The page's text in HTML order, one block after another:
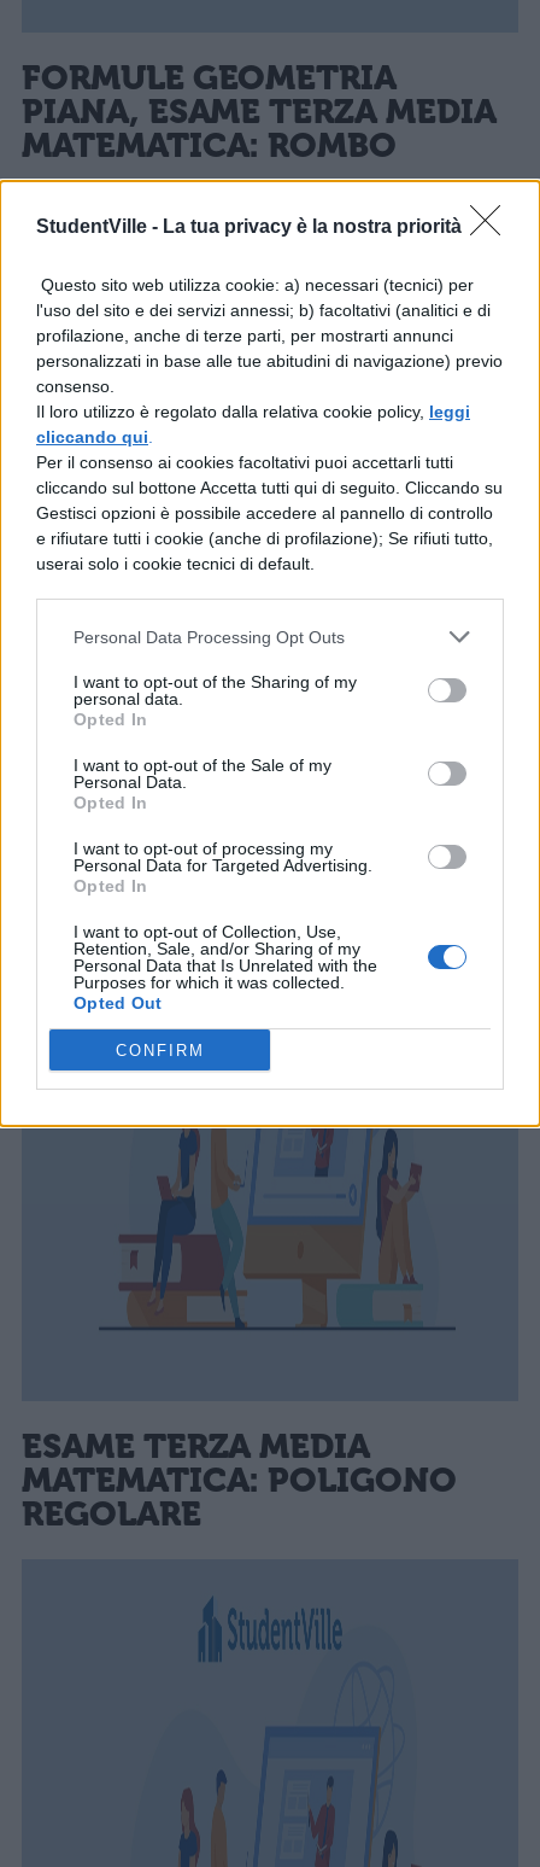
StudentVille - La tua privacy è la nostra priorità
Questo sito web utilizza cookie: a) necessari (tecnici) per
l'uso del sito e dei servizi annessi; b) facoltativi (analitici e di
profilazione, anche di terze parti, per mostrarti annunci
personalizzati in base alle tue abitudini di navigazione) previo
consenso.
Il loro utilizzo è regolato dalla relativa cookie policy, leggi
cliccando qui
Per il consenso ai cookies facoltativi puoi accettarli tutti
cliccando sul bottone Accetta tutti qui di seguito. Cliccando su
Gestisci opzioni è possibile accedere al pannello di controllo
e rifiutare tutti i cookie (anche di profilazione); Se rifiuti tutto,
userai solo i cookie tecnici di default.
Personal Data Processing Opt Outs
I want to opt-out of the Sharing of my
personal data.
Opted In
I want to opt-out of the Sale of my
Personal Data.
Opted In
I want to opt-out of processing my
Personal Data for Targeted Advertising.
Opted In
I want to opt-out of Collection, Use,
Retention, Sale, and/or Sharing of my
Personal Data that Is Unrelated with the
Purposes for which it was collected.
Opted Out
CONFIRM
FORMULE GEOMETRIA
PIANA, ESAME TERZA MEDIA
MATEMATICA: ROMBO
ESAME TERZA MEDIA
MATEMATICA: TRAPEZIO
ESAME TERZA MEDIA
MATEMATICA: POLIGONO
REGOLARE